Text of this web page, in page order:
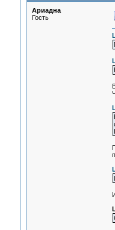
Ариадна
Гость